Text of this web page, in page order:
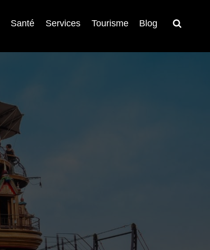
Santé Services Tourisme Blog